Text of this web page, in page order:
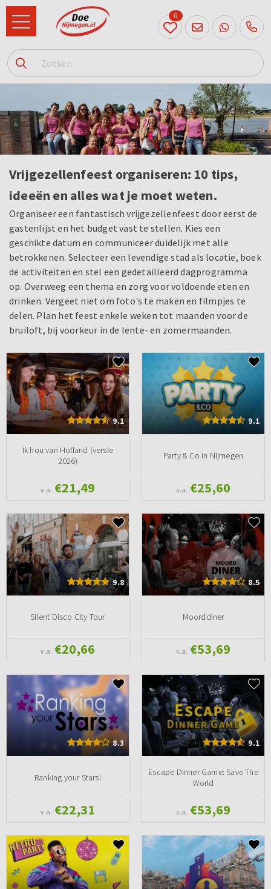
024
204
20 31
0
Vrijgezellenfeest organiseren: 10 tips,
ideeën en alles wat je moet weten.
Organiseer een fantastisch vrijgezellenfeest door eerst de
gastenlijst en het budget vast te stellen. Kies een
geschikte datum en communiceer duidelijk met alle
betrokkenen. Selecteer een levendige stad als locatie, boek
de activiteiten en stel een gedetailleerd dagprogramma
op. Overweeg een thema en zorg voor voldoende eten en
drinken. Vergeet niet om foto's te maken en filmpjes te
delen. Plan het feest enkele weken tot maanden voor de
bruiloft, bij voorkeur in de lente- en zomermaanden.
9.1
Ik hou van Holland (versie
2026)
v.a. €21,49
9.1
Party & Co in Nijmegen
v.a. €25,60
9.8
Silent Disco City Tour
v.a. €20,66
8.5
Moorddiner
v.a. €53,69
8.3
Ranking your Stars!
v.a. €22,31
9.1
Escape Dinner Game: Save The
World
v.a. €53,69